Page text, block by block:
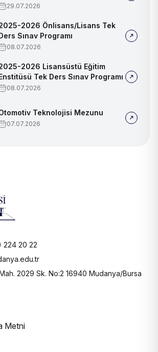
29.07.2026
2026 Önlisans/Lisans Tek
Sınav Programı
08.07.2026
2026 Lisansüstü Eğitim
Tek Ders Sınav Programı
08.07.2026
Teknolojisi Mezunu
07.07.2026
224 20 22
2029 Sk. No:2 16940 Mudanya/Bursa
Metni